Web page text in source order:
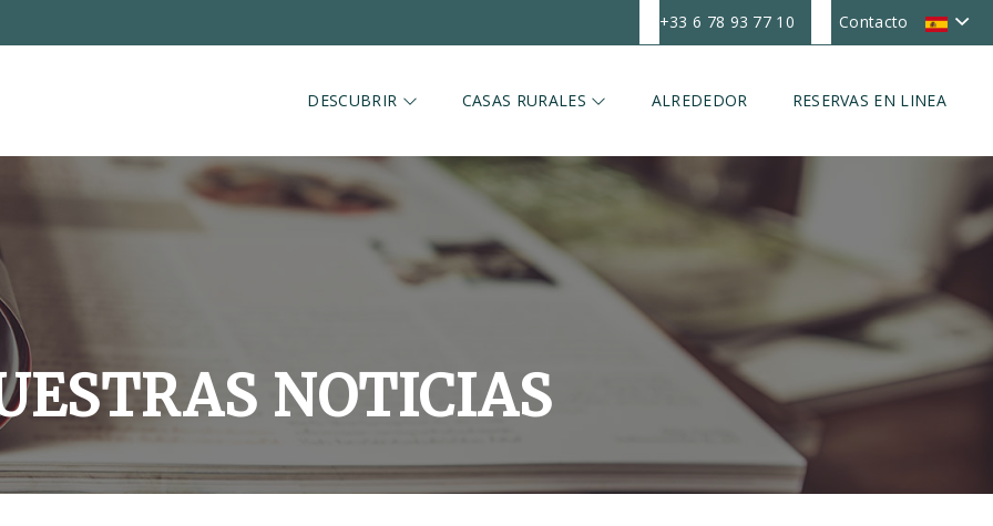
Contacto
+33 6 78 93 77 10
DESCUBRIR CASAS RURALES ALREDEDOR RESERVAS EN LINEA
NOTICIAS